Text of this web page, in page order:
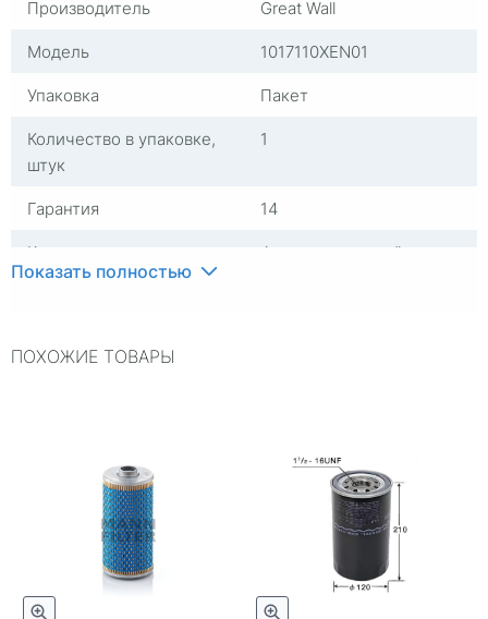
Производитель
Great Wall
Модель
1017110XEN01
Упаковка
Пакет
Количество в упаковке,
штук
1
Гарантия
14
Комплектация
Фильтр масляный
Показать полностью
ПОХОЖИЕ ТОВАРЫ